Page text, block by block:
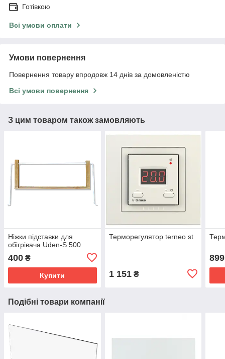
Готівкою
Всі умови оплати
Умови повернення
Повернення товару впродовж 14 днів за домовленістю
Всі умови повернення
З цим товаром також замовляють
Ніжки підставки для
обігрівача Uden-S 500
400 ₴
Купити
Терморегулятор terneo st
1 151₴
899
Подібні товари компанії